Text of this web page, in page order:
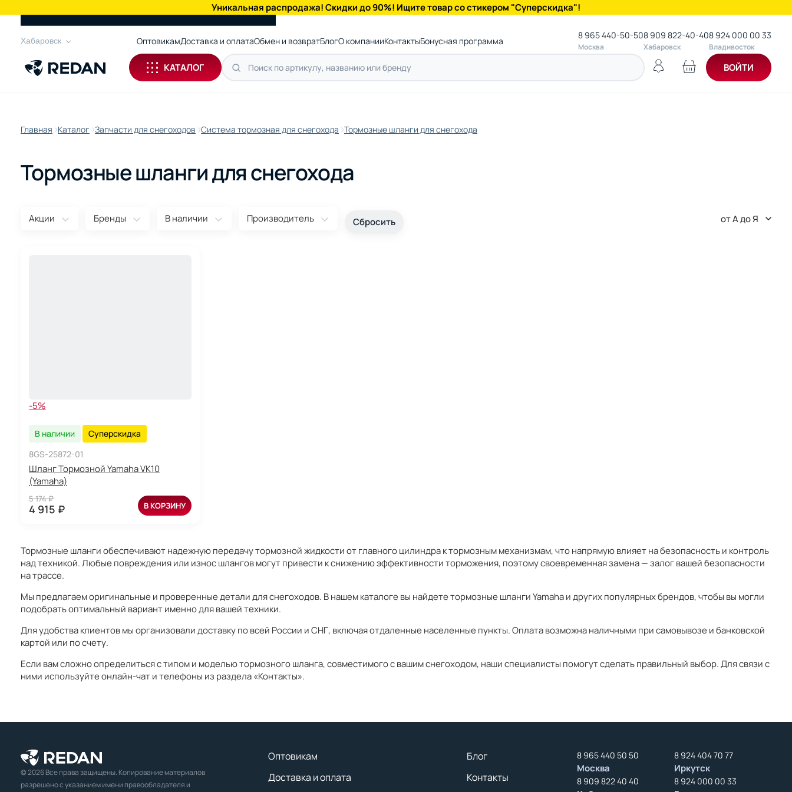
Уникальная распродажа! Скидки до 90%! Ищите товар со стикером "Суперскидка"!
Хабаровск ОптовикамДоставка и оплатаОбмен и возвратБлогО компанииКонтактыБонусная программа 8 965 440-50-50
Москва
8 909 822-40-40
Хабаровск
8 924 000 00 33
Владивосток
КАТАЛОГ ВОЙТИ
Главная Каталог Запчасти для снегоходов Система тормозная для снегохода Тормозные шланги для снегохода
Тормозные шланги для снегохода
Акции Бренды В наличии Производитель от А до Я
-5%
В наличии
Суперскидка
8GS-25872-01
Шланг Тормозной Yamaha VK10
(Yamaha)
5 174 ₽
4 915 ₽ В КОРЗИНУ
Тормозные шланги обеспечивают надежную передачу тормозной жидкости от главного цилиндра к тормозным механизмам, что напрямую влияет на безопасность и контроль
над техникой. Любые повреждения или износ шлангов могут привести к снижению эффективности торможения, поэтому своевременная замена — залог вашей безопасности
на трассе.
Мы предлагаем оригинальные и проверенные детали для снегоходов. В нашем каталоге вы найдете тормозные шланги Yamaha и других популярных брендов, чтобы вы могли
подобрать оптимальный вариант именно для вашей техники.
Для удобства клиентов мы организовали доставку по всей России и СНГ, включая отдаленные населенные пункты. Оплата возможна наличными при самовывозе и банковской
картой или по счету.
Если вам сложно определиться с типом и моделью тормозного шланга, совместимого с вашим снегоходом, наши специалисты помогут сделать правильный выбор. Для связи с
ними используйте онлайн-чат и телефоны из раздела «Контакты».
© 2026 Все права защищены. Копирование материалов
разрешено с указанием имени правообладателя и
Оптовикам
Доставка и оплата
Блог
Контакты
8 965 440 50 50
Москва
8 924 404 70 77
Иркутск
8 909 822 40 40 8 924 000 00 33